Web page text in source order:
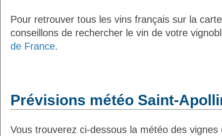
Pour retrouver tous les vins français sur la
conseillons de rechercher le vin de votre
de France.
Prévisions météo Saint-
Vous trouverez ci-dessous la météo des vignes